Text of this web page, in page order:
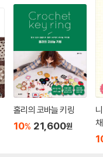
홀리의 코바늘 키링
10% 21,600원